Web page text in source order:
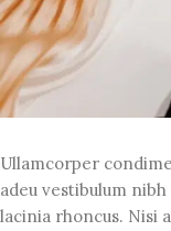
Ullamcorper
adeu vestibulum
lacinia rhoncus. Nisi